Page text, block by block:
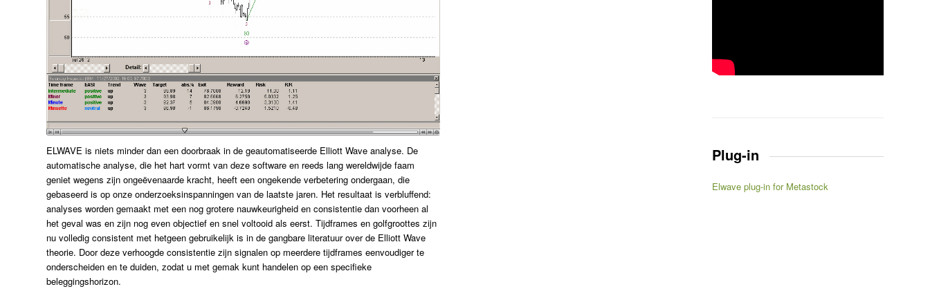
ELWAVE is niets minder dan een doorbraak in de geautomatiseerde Elliott Wave analyse. De
automatische analyse, die het hart vormt van deze software en reeds lang wereldwijde faam
geniet wegens zijn ongeëvenaarde kracht, heeft een ongekende verbetering ondergaan, die
gebaseerd is op onze onderzoeksinspanningen van de laatste jaren. Het resultaat is verbluffend:
analyses worden gemaakt met een nog grotere nauwkeurigheid en consistentie dan voorheen al
het geval was en zijn nog even objectief en snel voltooid als eerst. Tijdframes en golfgroottes zijn
nu volledig consistent met hetgeen gebruikelijk is in de gangbare literatuur over de Elliott Wave
theorie. Door deze verhoogde consistentie zijn signalen op meerdere tijdframes eenvoudiger te
onderscheiden en te duiden, zodat u met gemak kunt handelen op een specifieke
beleggingshorizon.
Plug-in
Elwave plug-in for Metastock